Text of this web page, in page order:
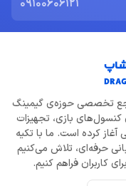
09100606121
یکی از مراجع تخصصی حوزه‌ی گیمینگ
کنسول‌های بازی، تجهیزات
کرده است. ما با تکیه
حرفه‌ای، تلاش می‌کنیم
کاربران فراهم کنیم.